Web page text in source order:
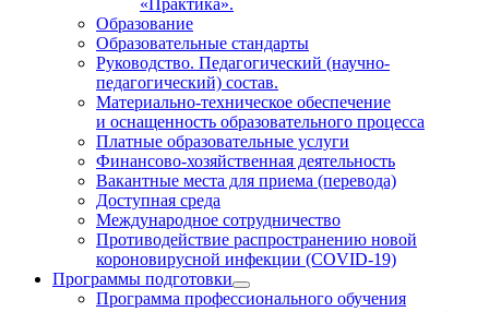
«Практика».
Образование
Образовательные стандарты
Руководство. Педагогический (научно-
педагогический) состав.
Материально-техническое обеспечение
и оснащенность образовательного процесса
Платные образовательные услуги
Финансово-хозяйственная деятельность
Вакантные места для приема (перевода)
Доступная среда
Международное сотрудничество
Противодействие распространению новой
короновирусной инфекции (COVID-19)
Программы подготовки
Программа профессионального обучения